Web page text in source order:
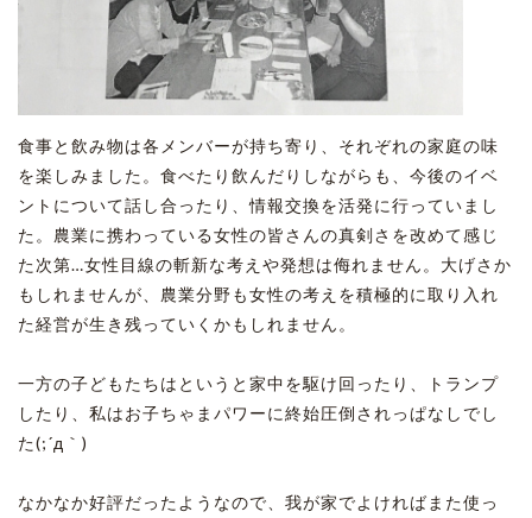
食事と飲み物は各メンバーが持ち寄り、それぞれの家庭の味
を楽しみました。食べたり飲んだりしながらも、今後のイベ
ントについて話し合ったり、情報交換を活発に行っていまし
た。農業に携わっている女性の皆さんの真剣さを改めて感じ
た次第…女性目線の斬新な考えや発想は侮れません。大げさか
もしれませんが、農業分野も女性の考えを積極的に取り入れ
た経営が生き残っていくかもしれません。
一方の子どもたちはというと家中を駆け回ったり、トランプ
したり、私はお子ちゃまパワーに終始圧倒されっぱなしでし
た(;´д｀)
なかなか好評だったようなので、我が家でよければまた使っ